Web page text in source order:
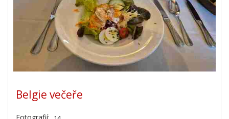
Belgie večeře
Fotografií: 14